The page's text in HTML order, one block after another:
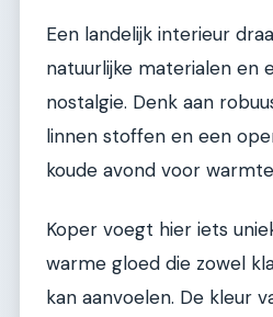
Een landelijk interieur
natuurlijke materialen en
nostalgie. Denk aan
linnen stoffen en een
koude avond voor
Koper voegt hier iets
warme gloed die zowel
kan aanvoelen. De kleur